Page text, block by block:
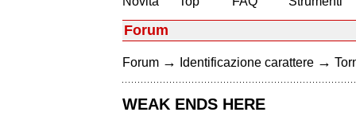
Forum
Forum → Identificazione carattere →
WEAK ENDS HERE